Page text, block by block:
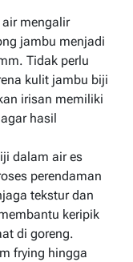
mengalir
jambu menjadi
Tidak perlu
kulit jambu biji
irisan memiliki
hasil
dalam air es
perendaman
tekstur dan
keripik
di goreng.
frying hingga